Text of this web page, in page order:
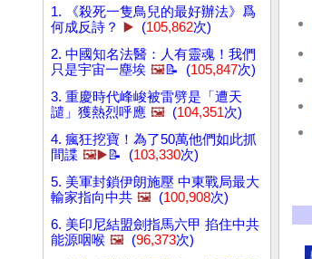
1. 《殺死一隻鳥兒的最好辦法》爲
何成反詩？
▶️ (105,862次)
2. 中國知名法醫：人有靈魂！我們
只是宇宙一塵埃 🖼️📝 (105,847次)
3. 重慶時代峰峻被雷劈是「遭天
譴」獲熱烈呼應 🖼️ (104,351次)
4. 瘋狂挖寶！為了50萬他們如此抓
間諜 🖼️▶️📝 (103,330次)
5. 美軍封鎖伊朗施壓 中東戰局最大
輸家指向中共 🖼️ (100,908次)
6. 美印尼結盟劍指馬六甲 掐住中共
能源咽喉 🖼️ (96,373次)